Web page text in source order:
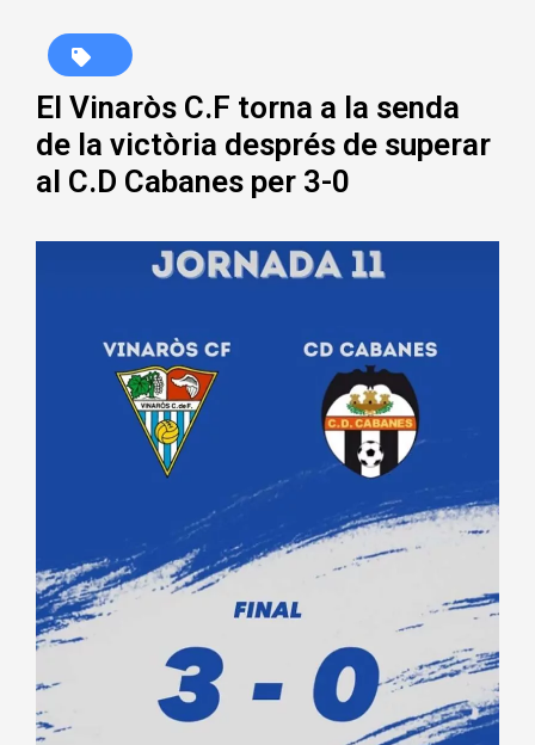
El Vinaròs C.F torna a la senda
de la victòria després de superar
al C.D Cabanes per 3-0